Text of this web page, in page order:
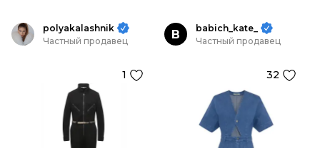
polyakalashnik
Частный продавец
1
B
babich_kate_
Частный продавец
32